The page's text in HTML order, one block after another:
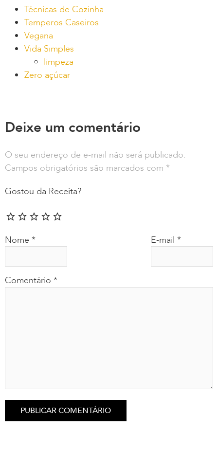
Técnicas de Cozinha
Temperos Caseiros
Vegana
Vida Simples
limpeza
Zero açúcar
Deixe um comentário
O seu endereço de e-mail não será publicado.
Campos obrigatórios são marcados com *
Gostou da Receita?
Comentário *
Nome * E-mail *